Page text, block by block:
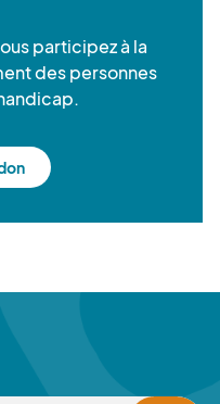
participez à la
des personnes